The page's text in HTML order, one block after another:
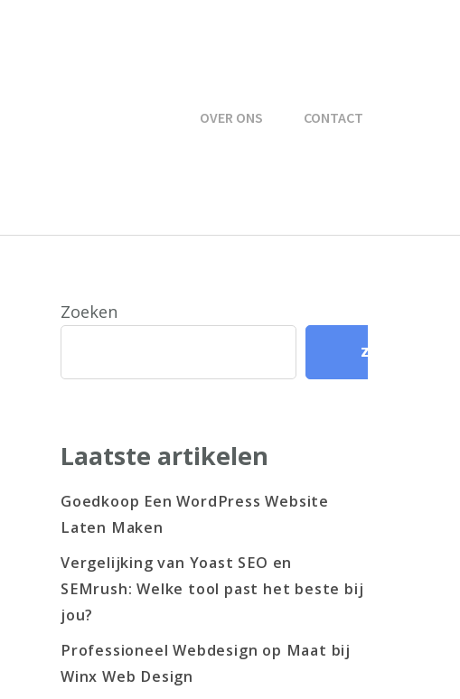
OVER ONS CONTACT
Zoeken
Zoeken
Laatste artikelen
Goedkoop Een WordPress Website
Laten Maken
Vergelijking van Yoast SEO en
SEMrush: Welke tool past het beste bij
jou?
Professioneel Webdesign op Maat bij
Winx Web Design